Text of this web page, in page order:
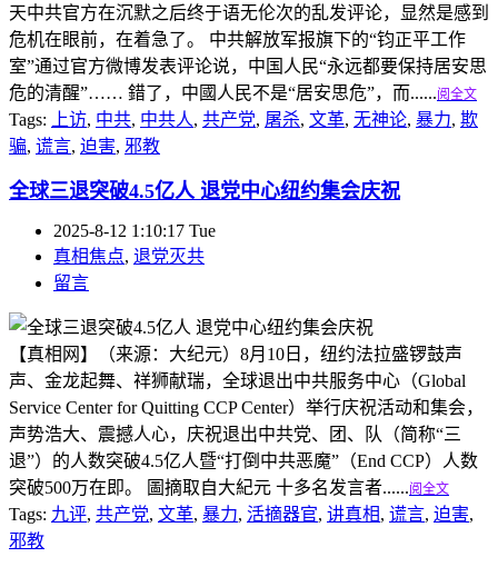
天中共官方在沉默之后终于语无伦次的乱发评论，显然是感到
危机在眼前，在着急了。 中共解放军报旗下的“钧正平工作
室”通过官方微博发表评论说，中国人民“永远都要保持居安思
危的清醒”…… 錯了，中國人民不是“居安思危”，而......阅全文
Tags: 上访, 中共, 中共人, 共产党, 屠杀, 文革, 无神论, 暴力, 欺
骗, 谎言, 迫害, 邪教
全球三退突破4.5亿人 退党中心纽约集会庆祝
2025-8-12 1:10:17 Tue
真相焦点, 退党灭共
留言
【真相网】（来源：大纪元）8月10日，纽约法拉盛锣鼓声
声、金龙起舞、祥狮献瑞，全球退出中共服务中心（Global
Service Center for Quitting CCP Center）举行庆祝活动和集会，
声势浩大、震撼人心，庆祝退出中共党、团、队（简称“三
退”）的人数突破4.5亿人暨“打倒中共恶魔”（End CCP）人数
突破500万在即。 圖摘取自大紀元 十多名发言者......阅全文
Tags: 九评, 共产党, 文革, 暴力, 活摘器官, 讲真相, 谎言, 迫害,
邪教